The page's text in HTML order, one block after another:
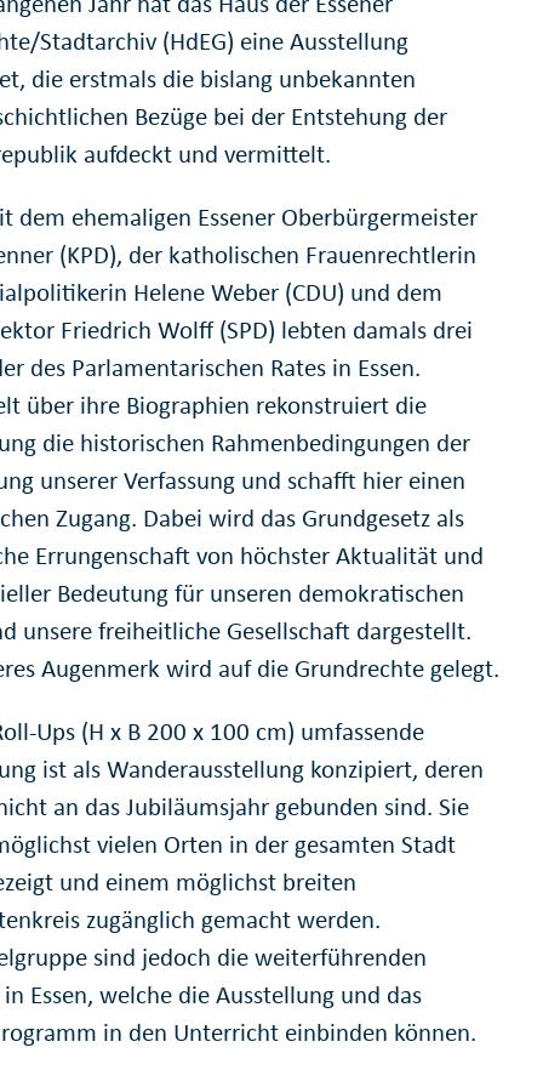
Stadtarchiv (HdEG) eine Ausstellung
die erstmals die bislang unbekannten
Bezüge bei der Entstehung der
aufdeckt und vermittelt.
dem ehemaligen Essener Oberbürgermeister
(KPD), der katholischen Frauenrechtlerin
Helene Weber (CDU) und dem
Friedrich Wolff (SPD) lebten damals drei
des Parlamentarischen Rates in Essen.
über ihre Biographien rekonstruiert die
die historischen Rahmenbedingungen der
unserer Verfassung und schafft hier einen
Zugang. Dabei wird das Grundgesetz als
Errungenschaft von höchster Aktualität und
Bedeutung für unseren demokratischen
unsere freiheitliche Gesellschaft dargestellt.
Augenmerk wird auf die Grundrechte gelegt.
Ups (H x B 200 x 100 cm) umfassende
ist als Wanderausstellung konzipiert, deren
an das Jubiläumsjahr gebunden sind. Sie
vielen Orten in der gesamten Stadt
und einem möglichst breiten
zugänglich gemacht werden.
sind jedoch die weiterführenden
Essen, welche die Ausstellung und das
in den Unterricht einbinden können.